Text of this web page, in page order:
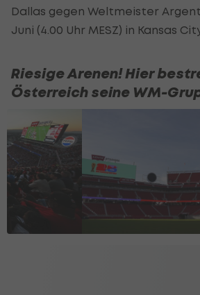
Dallas gegen Weltmeister
Juni (4.00 Uhr MESZ) in Kansas
Riesige Arenen! Hier
Österreich seine WM-